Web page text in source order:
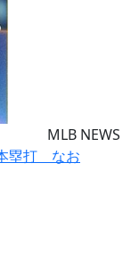
MLB NEWS
塁打 なお